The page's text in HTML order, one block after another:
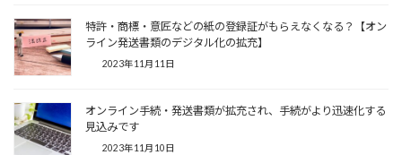
特許・商標・意匠などの紙の登録証がもらえなくなる？【オン
ライン発送書類のデジタル化の拡充】
2023年11月11日
オンライン手続・発送書類が拡充され、手続がより迅速化する
見込みです
2023年11月10日